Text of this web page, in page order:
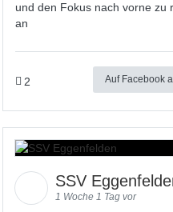
und den Fokus nach vorne zu
an
2 Auf Facebook
SSV
1 Woche 1 Tag vor